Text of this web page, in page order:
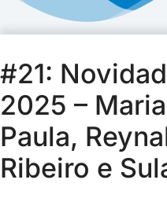
#21:
2025 –
Paula,
Ribeiro e